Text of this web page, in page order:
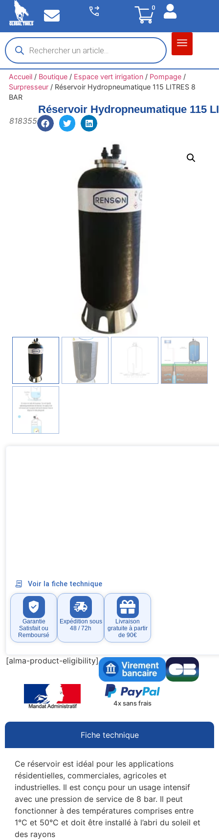
0
Accueil/ Boutique/ Espace vert irrigation/ Pompage/
Surpresseur/ Réservoir Hydropneumatique 115 LITRES 8
BAR
Réservoir Hydropneumatique 115
818355
Voir la fiche technique
Garantie
Satisfait ou
Remboursé
Expédition sous
48 / 72h
Livraison
gratuite à partir
de 90€
[alma-product-eligibility]
4x sans frais
Fiche technique
Ce réservoir est idéal pour les applications
résidentielles, commerciales, agricoles et
industrielles. Il est conçu pour un usage intensif
avec une pression de service de 8 bar. Il peut
fonctionner à des températures comprises entre
1°C et 50°C et doit être installé à l’abri du soleil et
des rayons